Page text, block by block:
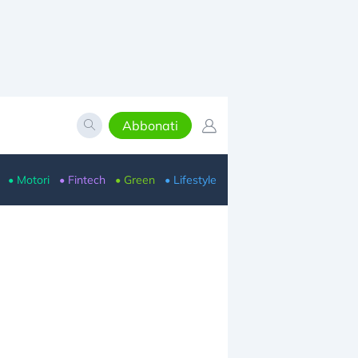
Abbonati
• Motori • Fintech • Green • Lifestyle